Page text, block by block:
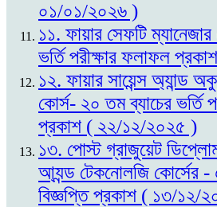
০১/০১/২০২৬ )
১১. ফায়ার সেফটি
ভর্তি পরীক্ষার ফলাফল
১২. ফায়ার সায়েন্স অ্যান্ড
কোর্স- ২০ তম ব্যাচের ভর্তি
প্রকাশ ( ২২/১২/২০২৫ )
১৩. পোস্ট গ্রাজুয়েট
আ্যন্ড টেকনোলজি কোর্সের -
বিজ্ঞপ্তি প্রকাশ ( ১৩/১২/